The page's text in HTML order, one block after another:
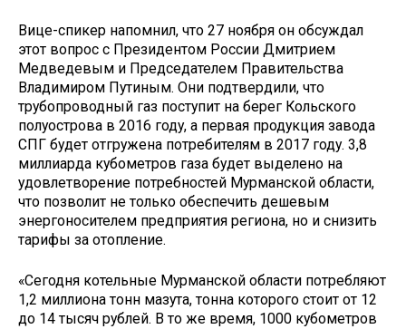
Вице-спикер напомнил, что 27 ноября он обсуждал
этот вопрос с Президентом России Дмитрием
Медведевым и Председателем Правительства
Владимиром Путиным. Они подтвердили, что
трубопроводный газ поступит на берег Кольского
полуострова в 2016 году, а первая продукция завода
СПГ будет отгружена потребителям в 2017 году. 3,8
миллиарда кубометров газа будет выделено на
удовлетворение потребностей Мурманской области,
что позволит не только обеспечить дешевым
энергоносителем предприятия региона, но и снизить
тарифы за отопление.
«Сегодня котельные Мурманской области потребляют
1,2 миллиона тонн мазута, тонна которого стоит от 12
до 14 тысяч рублей. В то же время, 1000 кубометров